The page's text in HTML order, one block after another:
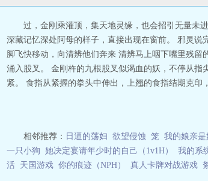
过，金刚乘灌顶，集天地灵缘，也会招引无量未
深藏记忆深处阿母的样子，直接出现在窗前。 邪灵
脚飞快移动，向清辨他们奔来 清辨马上咽下嘴里残留
涌入股叉。 金刚杵的九根股叉似渴血的妖，不停从
紧。 食指从紧握的拳头中伸出，上翘的食指结期克印
相邻推荐： 日逼的荡妇 欲望侵蚀 笼 我的娘亲是
一只小狗 她决定宴请年少时的自己（1v1H） 我的系
活 天国游戏 你的痕迹（NPH） 真人卡牌对战游戏